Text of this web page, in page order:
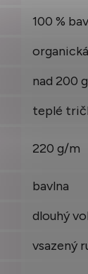
100 %
nad 200
teplé
220 g/m
bavlna
dlouhý
vsazený